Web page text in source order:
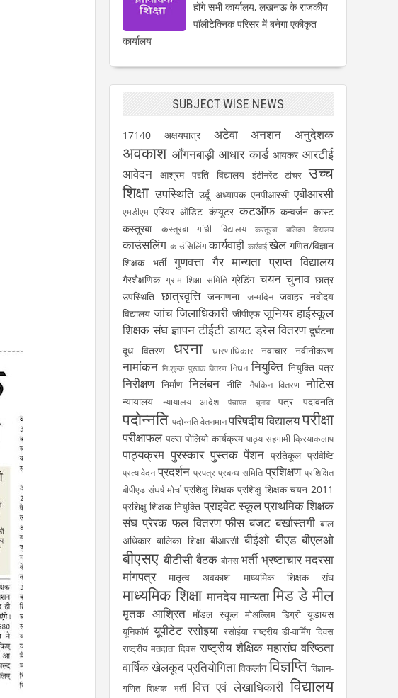
होंगे सभी कार्यालय, लखनऊ के राजकीय
पॉलीटेक्निक परिसर में बनेगा एकीकृत
कार्यालय
SUBJECT WISE NEWS
17140 अक्षयपात्र अटेवा अनशन अनुदेशक
अवकाश आँगनबाड़ी आधार कार्ड आयकर आरटीई
आवेदन आश्रम पद्दति विद्यालय इंटीनरेंट टीचर उच्च
शिक्षा उपस्थिति उर्दू अध्यापक एनपीआरसी एबीआरसी
एमडीएम एरियर ऑडिट कंप्यूटर कटऑफ कन्वर्जन कास्ट
कस्तूरबा
कस्तूरबा गांधी विद्यालय कस्तूरबा बालिका विद्यालय
काउंसलिंग काउंसिलिंग कार्यवाही कार्रवाई खेल गणित/विज्ञान
शिक्षक भर्ती
गुणवत्ता गैर मान्यता प्राप्त विद्यालय
गैरशैक्षणिक ग्राम शिक्षा समिति ग्रेडिंग चयन चुनाव छात्र
उपस्थिति छात्रवृत्ति जनगणना जन्मदिन जवाहर नवोदय
विद्यालय जांच जिलाधिकारी जीपीएफ जूनियर हाईस्कूल
शिक्षक संघ ज्ञापन टीईटी डायट ड्रेस वितरण दुर्घटना
दूध वितरण
धरना धारणाधिकार नवाचार नवीनीकरण
नामांकन निःशुल्क पुस्तक वितरण निधन नियुक्ति नियुक्ति पत्र
निरीक्षण निर्माण निलंबन नीति नैपकिन वितरण नोटिस
न्यायालय न्यायालय आदेश पंचायत चुनाव पत्र पदावनति
पदोन्नति पदोन्नति वेतनमानपरिषदीय विद्यालयपरीक्षा
परीक्षाफल पल्स पोलियो कार्यक्रम पाठ्य सहगामी क्रियाकलाप
पाठ्यक्रम पुरस्कार पुस्तक पेंशन प्रतिकूल प्रविष्टि
प्रत्यावेदन प्रदर्शन प्रपत्र प्रबन्ध समिति प्रशिक्षण प्रशिक्षित
बीपीएड संघर्ष मोर्चा प्रशिक्षु शिक्षक प्रशिक्षु शिक्षक चयन 2011
प्रशिक्षु शिक्षक नियुक्ति प्राइवेट स्कूलप्राथमिक शिक्षक
संघ प्रेरक फल वितरण फीस बजट बर्खास्तगी बाल
अधिकार बालिका शिक्षा बीआरसी बीईओ बीएड बीएलओ
बीएसए बीटीसी बैठक बोनस भर्ती भ्रष्टाचार मदरसा
मांगपत्र
मातृत्व अवकाश माध्यमिक शिक्षक संघ
माध्यमिक शिक्षा मानदेय मान्यता मिड डे मील
मृतक आश्रित मॉडल स्कूल मोअल्लिम डिग्री यूडायस
यूनिफॉर्म यूपीटेट रसोइया रसोईया राष्ट्रीय डी-वार्मिंग दिवस
राष्ट्रीय मतदाता दिवस राष्ट्रीय शैक्षिक महासंघ वरिष्ठता
वार्षिक खेलकूद प्रतियोगिता विकलांग विज्ञप्ति विज्ञान-
गणित शिक्षक भर्ती वित्त एवं लेखाधिकारी विद्यालय